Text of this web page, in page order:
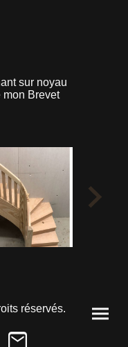
sur noyau
mon Brevet
réservés.